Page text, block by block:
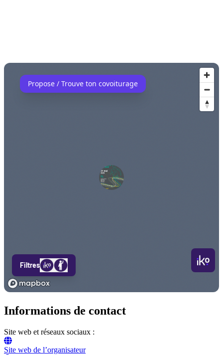
Informations de contact
Site web et réseaux sociaux :
Site web de l’organisateur